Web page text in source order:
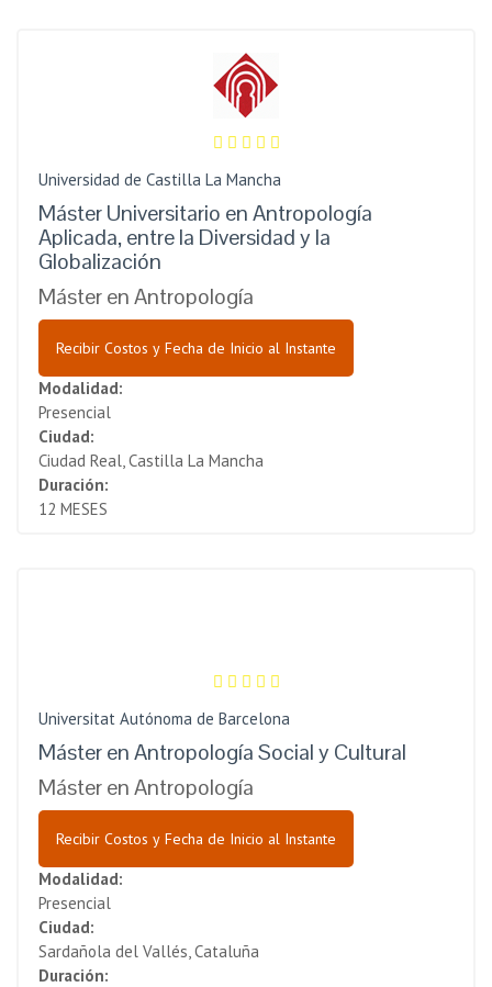
Universidad de Castilla La Mancha
Máster Universitario en Antropología
Aplicada, entre la Diversidad y la
Globalización
Máster en Antropología
Recibir Costos y Fecha de Inicio al Instante
Modalidad:
Presencial
Ciudad:
Ciudad Real, Castilla La Mancha
Duración:
12 MESES
Universitat Autónoma de Barcelona
Máster en Antropología Social y Cultural
Máster en Antropología
Recibir Costos y Fecha de Inicio al Instante
Modalidad:
Presencial
Ciudad:
Sardañola del Vallés, Cataluña
Duración: